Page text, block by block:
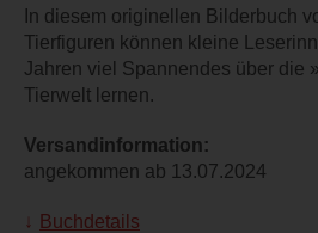
In diesem originellen Bilderbuch
Tierfiguren können kleine
Jahren viel Spannendes über die
Tierwelt lernen.
Versandinformation:
angekommen ab 13.07.2024
Buchdetails